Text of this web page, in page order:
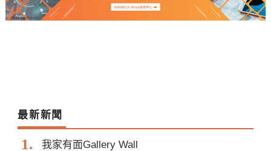
最新新聞
我家有面Gallery Wall